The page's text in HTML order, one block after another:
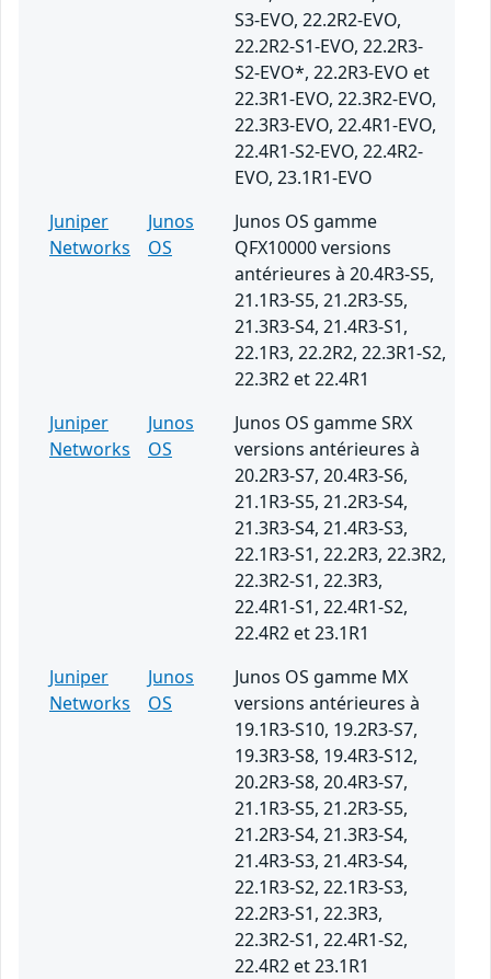
S3-EVO, 22.2R2-EVO,
22.2R2-S1-EVO, 22.2R3-
S2-EVO*, 22.2R3-EVO et
22.3R1-EVO, 22.3R2-EVO,
22.3R3-EVO, 22.4R1-EVO,
22.4R1-S2-EVO, 22.4R2-
EVO, 23.1R1-EVO
Juniper
Networks
Junos
OS
Junos OS gamme
QFX10000 versions
antérieures à 20.4R3-S5,
21.1R3-S5, 21.2R3-S5,
21.3R3-S4, 21.4R3-S1,
22.1R3, 22.2R2, 22.3R1-S2,
22.3R2 et 22.4R1
Juniper
Networks
Junos
OS
Junos OS gamme SRX
versions antérieures à
20.2R3-S7, 20.4R3-S6,
21.1R3-S5, 21.2R3-S4,
21.3R3-S4, 21.4R3-S3,
22.1R3-S1, 22.2R3, 22.3R2,
22.3R2-S1, 22.3R3,
22.4R1-S1, 22.4R1-S2,
22.4R2 et 23.1R1
Juniper
Networks
Junos
OS
Junos OS gamme MX
versions antérieures à
19.1R3-S10, 19.2R3-S7,
19.3R3-S8, 19.4R3-S12,
20.2R3-S8, 20.4R3-S7,
21.1R3-S5, 21.2R3-S5,
21.2R3-S4, 21.3R3-S4,
21.4R3-S3, 21.4R3-S4,
22.1R3-S2, 22.1R3-S3,
22.2R3-S1, 22.3R3,
22.3R2-S1, 22.4R1-S2,
22.4R2 et 23.1R1